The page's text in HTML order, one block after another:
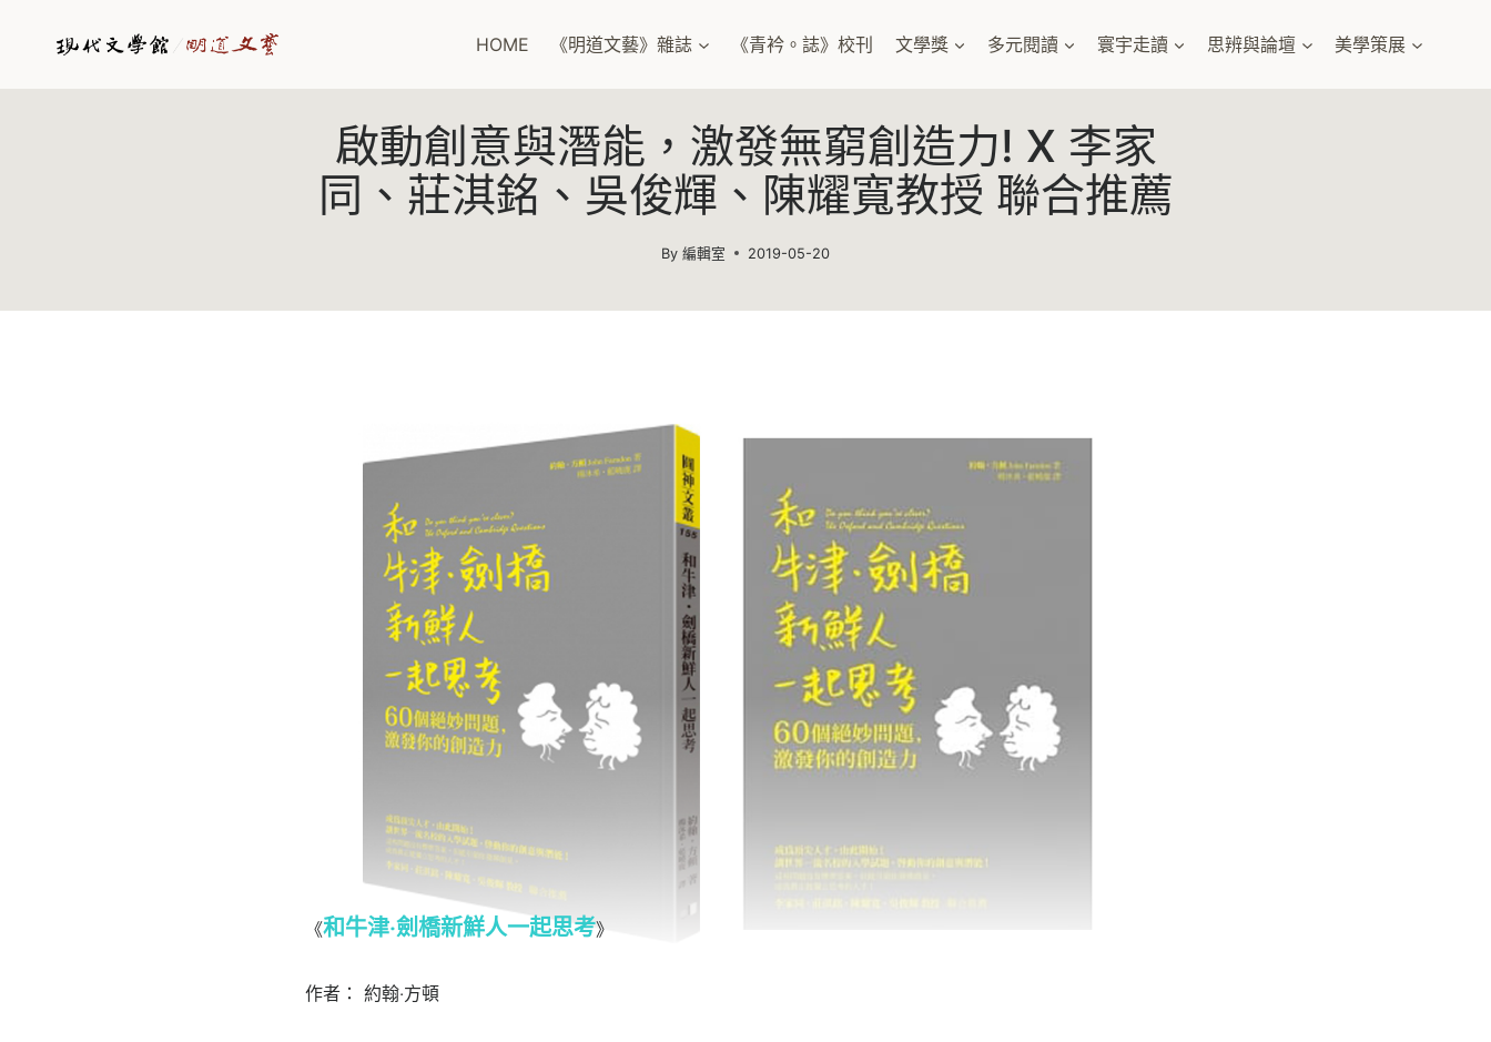
HOME 《明道文藝》雜誌 《青衿。誌》校刊 文學獎 多元閱讀 寰宇走讀 思辨與論壇 美學策展
啟動創意與潛能，激發無窮創造力! X 李家
同、莊淇銘、吳俊輝、陳耀寬教授 聯合推薦
By 編輯室 2019-05-20
《和牛津‧劍橋新鮮人一起思考》
作者： 約翰‧方頓